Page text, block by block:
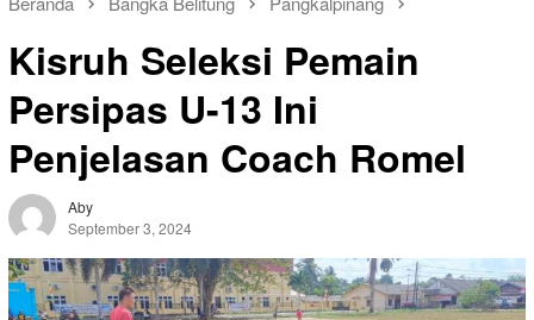
Kisruh Seleksi Pemain
Persipas U-13 Ini
Penjelasan Coach Romel
Aby
September 3, 2024